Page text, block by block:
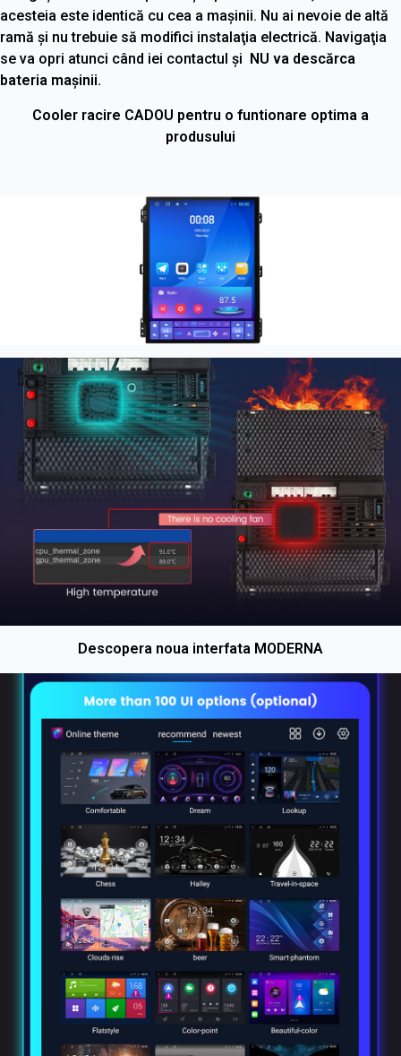
acesteia este identică cu cea a maşinii. Nu ai nevoie de altă
ramă şi nu trebuie să modifici instalaţia electrică. Navigaţia
se va opri atunci când iei contactul şi
NU va descărca
bateria maşinii.
Cooler racire CADOU pentru o funtionare optima a
produsului
Descopera noua interfata MODERNA